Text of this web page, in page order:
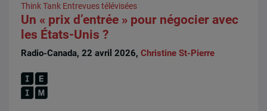
Think Tank Entrevues télévisées
Un « prix d’entrée » pour négocier avec
les États-Unis ?
Radio-Canada, 22 avril 2026,Christine St-Pierre